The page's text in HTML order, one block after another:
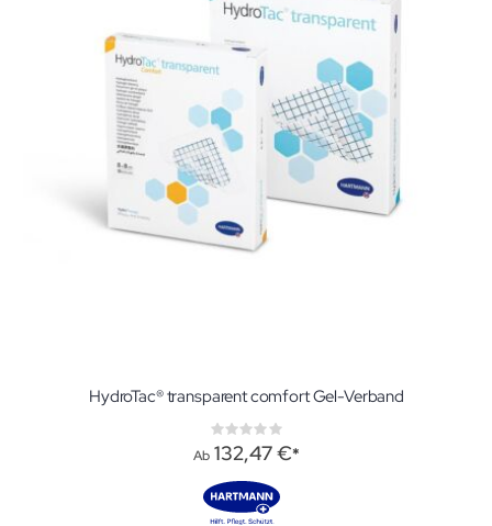
HydroTac® transparent comfort Gel-Verband
Rating:
0%
Ab 132,47 €